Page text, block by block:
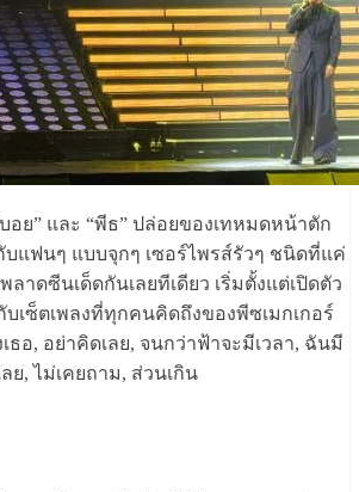
อย” และ “พีธ” ปล่อยของเทหมดหน้าตัก
แฟนๆ แบบจุกๆ เซอร์ไพรส์รัวๆ ชนิดที่แค่
ลาดซีนเด็ดกันเลยทีเดียว เริ่มตั้งแต่เปิดตัว
เซ็ตเพลงที่ทุกคนคิดถึงของพีซเมกเกอร์
ธอ, อย่าคิดเลย, จนกว่าฟ้าจะมีเวลา, ฉันมี
ย, ไม่เคยถาม, ส่วนเกิน